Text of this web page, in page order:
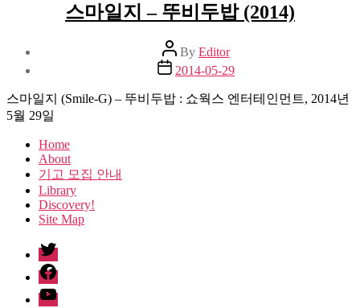
스마일지 – 뚜비두밥 (2014)
Post
author
By Editor
Post
date
2014-05-29
스마일지 (Smile-G) – 뚜비두밥 : 쇼웍스 엔터테인먼트, 2014년
5월 29일
Home
About
기고 모집 안내
Library
Discovery!
Site Map
twitter
facebook
Youtube